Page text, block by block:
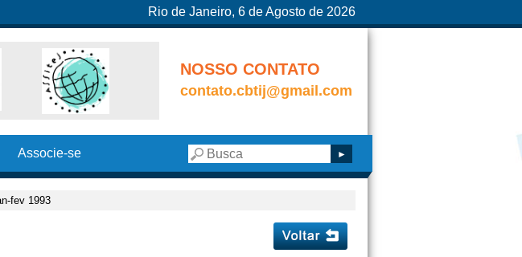
Rio de Janeiro, 6 de Agosto de 2026
NOSSO CONTATO
contato.cbtij@gmail.com
Associe-se
fev 1993